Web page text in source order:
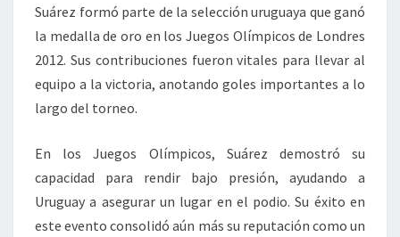
Suárez formó parte de la selección uruguaya que ganó
la medalla de oro en los Juegos Olímpicos de Londres
2012. Sus contribuciones fueron vitales para llevar al
equipo a la victoria, anotando goles importantes a lo
largo del torneo.
En los Juegos Olímpicos, Suárez demostró su
capacidad para rendir bajo presión, ayudando a
Uruguay a asegurar un lugar en el podio. Su éxito en
este evento consolidó aún más su reputación como un